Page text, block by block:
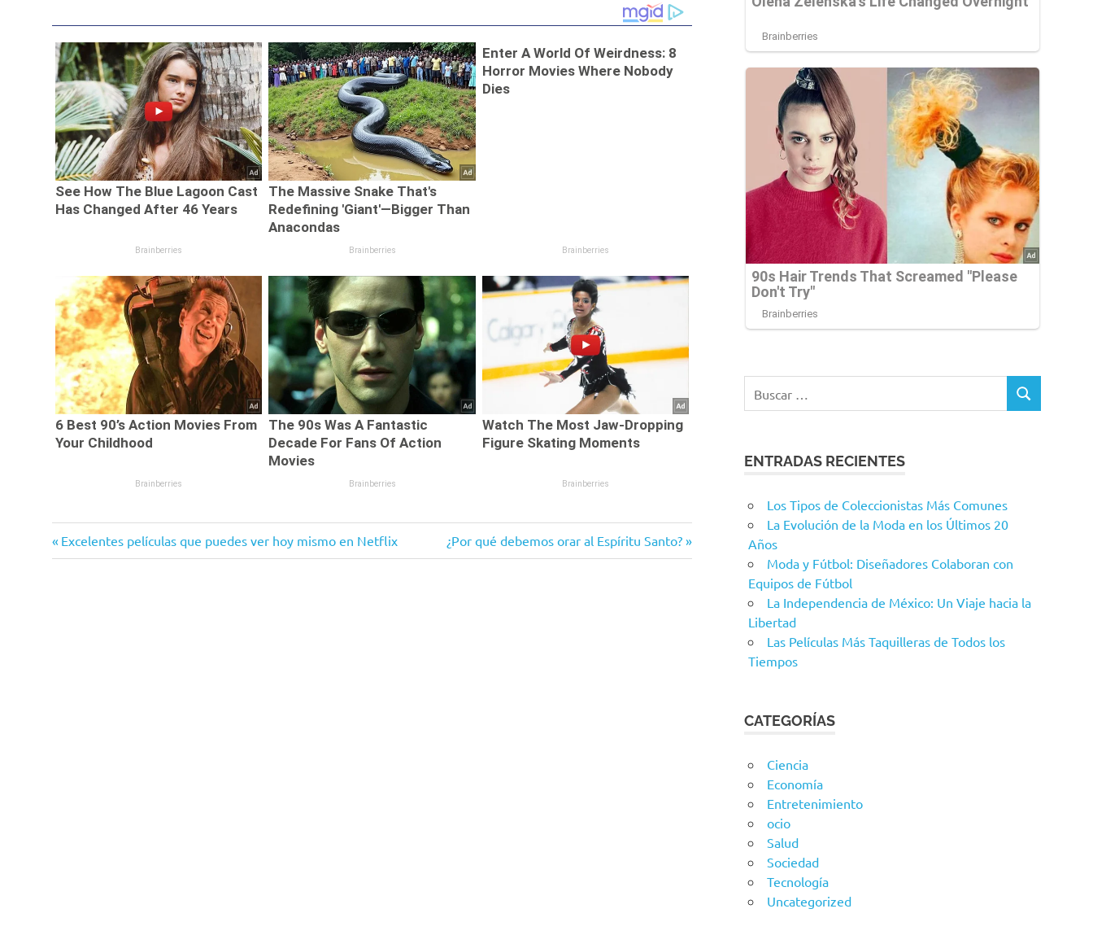
Navegación
Entrada
anterior:
Excelentes películas que puedes ver hoy mismo en Netflix
Siguiente
entrada:
¿Por qué debemos orar al Espíritu Santo?
BUSCAR
ENTRADAS RECIENTES
Los Tipos de Coleccionistas Más Comunes
La Evolución de la Moda en los Últimos 20
Años
Moda y Fútbol: Diseñadores Colaboran con
Equipos de Fútbol
La Independencia de México: Un Viaje hacia la
Libertad
Las Películas Más Taquilleras de Todos los
Tiempos
CATEGORÍAS
Ciencia
Economía
Entretenimiento
ocio
Salud
Sociedad
Tecnología
Uncategorized